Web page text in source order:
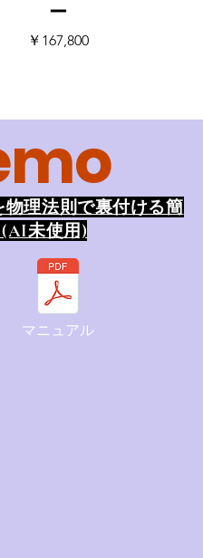
ー
価格
￥167,800
物理法則で裏付ける簡
未使用)
マニュアル